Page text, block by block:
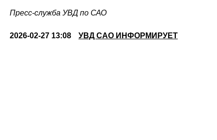
Пресс-служба УВД по САО
2026-02-27 13:08 УВД САО ИНФОРМИРУЕТ